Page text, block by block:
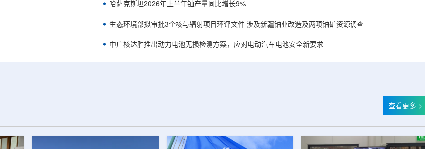
哈萨克斯坦2026年上半年铀产量同比增长9%
生态环境部拟审批3个核与辐射项目环评文件 涉及新疆铀业改造及两项铀矿资源调查
中广核达胜推出动力电池无损检测方案，应对电动汽车电池安全新要求
查看更多 >